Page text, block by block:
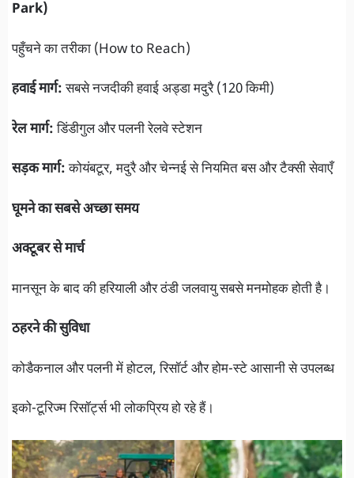
Park)
पहुँचने का तरीका (How to Reach)
हवाई मार्ग:सबसे नजदीकी हवाई अड्डा मदुरै (120 किमी)
रेल मार्ग:डिंडीगुल और पलनी रेलवे स्टेशन
सड़क मार्ग:कोयंबटूर, मदुरै और चेन्नई से नियमित बस और टैक्सी सेवाएँ
घूमने का सबसे अच्छा समय
अक्टूबर से मार्च
मानसून के बाद की हरियाली और ठंडी जलवायु सबसे मनमोहक होती है।
ठहरने की सुविधा
कोडैकनाल और पलनी में होटल, रिसॉर्ट और होम-स्टे आसानी से उपलब्ध
इको-टूरिज्म रिसॉर्ट्स भी लोकप्रिय हो रहे हैं।